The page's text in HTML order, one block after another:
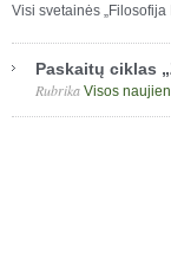
Visi svetainės „Filosofija
Paskaitų ciklas
Rubrika Visos